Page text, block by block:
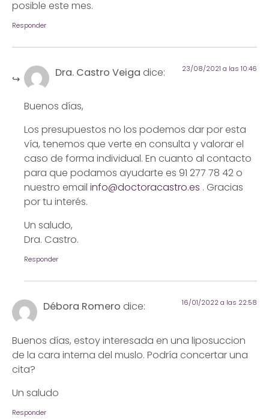
posible este mes.
Responder
Dra. Castro Veiga dice: 23/08/2021 a las 10:46
Buenos días,
Los presupuestos no los podemos dar por esta
vía, tenemos que verte en consulta y valorar el
caso de forma individual. En cuanto al contacto
para que podamos ayudarte es 91 277 78 42 o
nuestro email info@doctoracastro.es . Gracias
por tu interés.
Un saludo,
Dra. Castro.
Responder
Débora Romero dice: 16/01/2022 a las 22:58
Buenos días, estoy interesada en una liposuccion
de la cara interna del muslo. Podría concertar una
cita?
Un saludo
Responder